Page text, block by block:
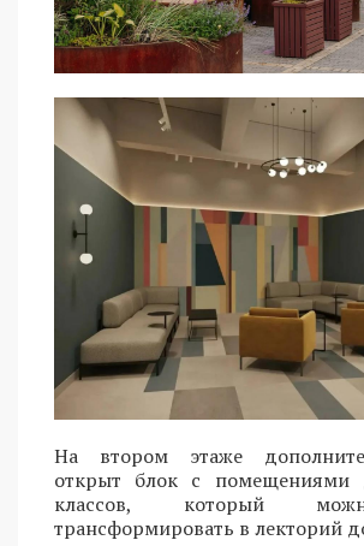
На втором этаже
открыт блок с помещениями
классов, который
трансформировать в лекторий